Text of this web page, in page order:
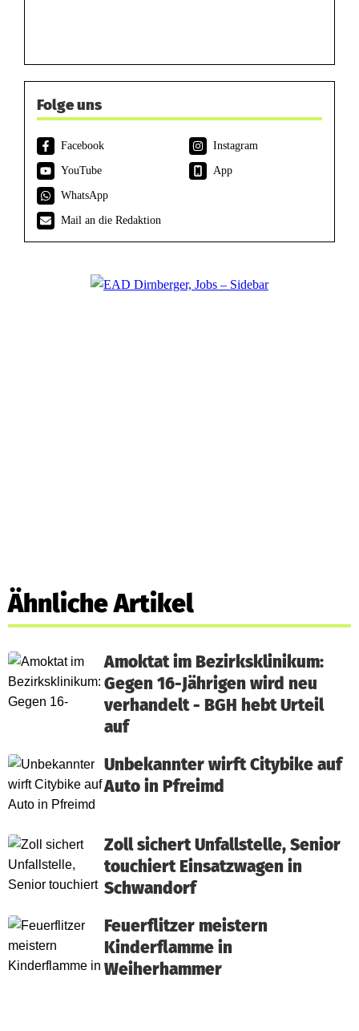
Folge uns
Facebook
Instagram
YouTube
App
WhatsApp
Mail an die Redaktion
Ähnliche Artikel
Amoktat im Bezirksklinikum:
Gegen 16-Jährigen wird neu
verhandelt - BGH hebt Urteil
auf
Unbekannter wirft Citybike auf
Auto in Pfreimd
Zoll sichert Unfallstelle, Senior
touchiert Einsatzwagen in
Schwandorf
Feuerflitzer meistern
Kinderflamme in
Weiherhammer